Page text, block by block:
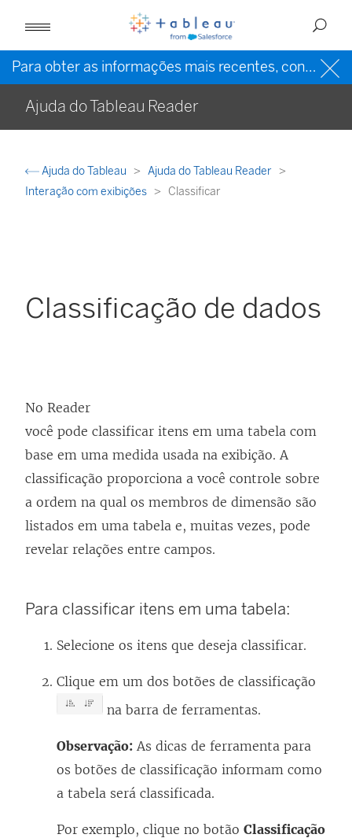
Para obter as informações mais recentes, consulte a
Ajuda do Tableau Reader
Ajuda do Tableau
Ajuda do Tableau Reader
Interação com exibições
Classificar
Classificação de dados
No Reader
você pode classificar itens em uma tabela com
base em uma medida usada na exibição. A
classificação proporciona a você controle sobre
a ordem na qual os membros de dimensão são
listados em uma tabela e, muitas vezes, pode
revelar relações entre campos.
Para classificar itens em uma tabela:
Selecione os itens que deseja classificar.
Clique em um dos botões de classificação
na barra de ferramentas.
Observação: As dicas de ferramenta para
os botões de classificação informam como
a tabela será classificada.
Por exemplo, clique no botão Classificação